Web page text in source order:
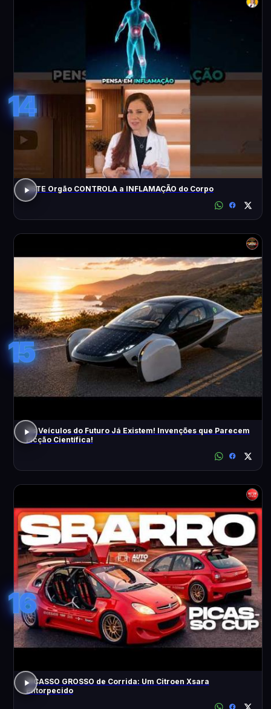
14
ESTE Orgão CONTROLA a INFLAMAÇÃO do Corpo
15
Os Veículos do Futuro Já Existem! Invenções que Parecem
Ficção Científica!
16
PICASSO GROSSO de Corrida: Um Citroen Xsara
Entorpecido